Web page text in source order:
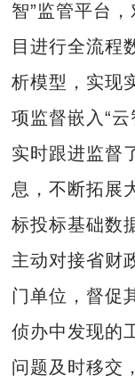
智”监管平台
目进行全流程
析模型，实现
项监督嵌入“云
实时跟进监督
息，不断拓展
标投标基础数
主动对接省财
门单位，督促
侦办中发现的
问题及时移交